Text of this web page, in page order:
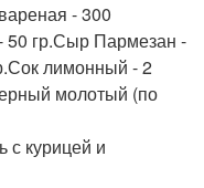
- 300
50 гр.Сыр Пармезан -
лимонный - 2
молотый (по
с курицей и